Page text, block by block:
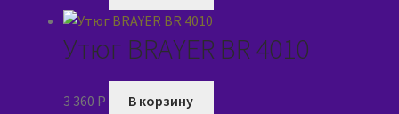
Утюг BRAYER BR 4010
3 360 P В корзину